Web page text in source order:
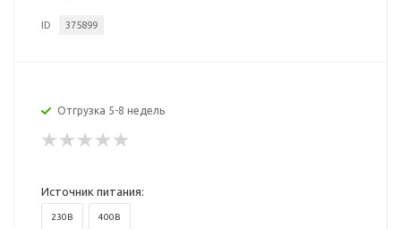
ID 375899
Отгрузка 5-8 недель
Источник питания:
230В 400В